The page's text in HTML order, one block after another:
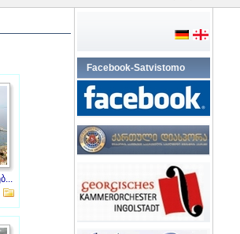
Facebook-Satvistomo